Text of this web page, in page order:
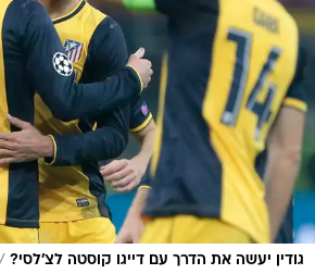
גודין יעשה את הדרך עם דייגו קוסטה לצ'לסי?